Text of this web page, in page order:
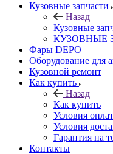
Кузовные запчасти
Назад
Кузовные
КУЗОВНЫЕ
Фары DEPO
Оборудование для
Кузовной ремонт
Как купить
Назад
Как купить
Условия
Условия
Гарантия на
Контакты